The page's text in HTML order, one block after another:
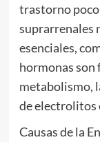
trastorno poco
suprarrenales
esenciales,
hormonas son
metabolismo,
de electrolitos
Causas de la